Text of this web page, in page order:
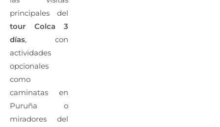
principales del
tour Colca 3
días, con
actividades
opcionales
como
caminatas en
Puruña o
miradores del